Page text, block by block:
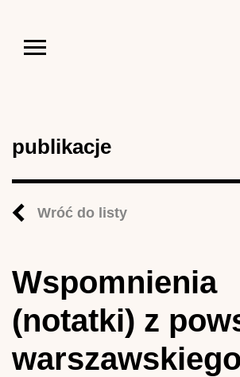
publikacje
Wróć do listy
Wspomnienia
(notatki) z